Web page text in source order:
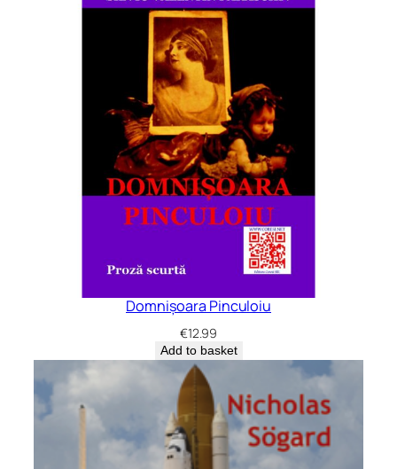
Domnișoara Pinculoiu
€12.99
Add to basket